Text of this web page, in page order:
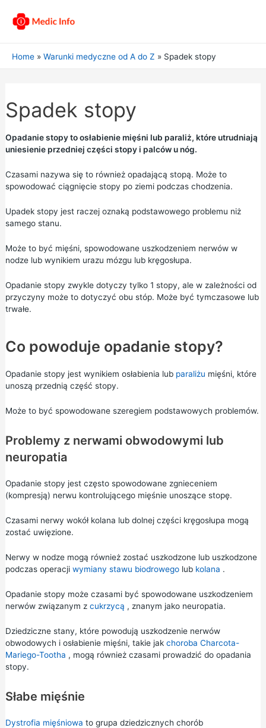
Home Warunki medyczne od A do Z Spadek stopy
Spadek stopy
Opadanie stopy to osłabienie mięśni lub paraliż, które utrudniają
uniesienie przedniej części stopy i palców u nóg.
Czasami nazywa się to również opadającą stopą. Może to
spowodować ciągnięcie stopy po ziemi podczas chodzenia.
Upadek stopy jest raczej oznaką podstawowego problemu niż
samego stanu.
Może to być mięśni, spowodowane uszkodzeniem nerwów w
nodze lub wynikiem urazu mózgu lub kręgosłupa.
Opadanie stopy zwykle dotyczy tylko 1 stopy, ale w zależności od
przyczyny może to dotyczyć obu stóp. Może być tymczasowe lub
trwałe.
Co powoduje opadanie stopy?
Opadanie stopy jest wynikiem osłabienia lub paraliżu mięśni, które
unoszą przednią część stopy.
Może to być spowodowane szeregiem podstawowych problemów.
Problemy z nerwami obwodowymi lub
neuropatia
Opadanie stopy jest często spowodowane zgnieceniem
(kompresją) nerwu kontrolującego mięśnie unoszące stopę.
Czasami nerwy wokół kolana lub dolnej części kręgosłupa mogą
zostać uwięzione.
Nerwy w nodze mogą również zostać uszkodzone lub uszkodzone
podczas operacji wymiany stawu biodrowegolub kolana .
Opadanie stopy może czasami być spowodowane uszkodzeniem
nerwów związanym z cukrzycą , znanym jako neuropatia.
Dziedziczne stany, które powodują uszkodzenie nerwów
obwodowych i osłabienie mięśni, takie jak choroba Charcota-
Mariego-Tootha , mogą również czasami prowadzić do opadania
stopy.
Słabe mięśnie
Dystrofia mięśniowa to grupa dziedzicznych chorób